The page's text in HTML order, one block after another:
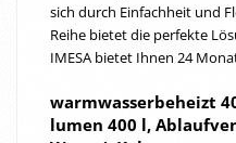
sich durch Ein­fach­heit und
Reihe bie­tet die per­fek­te
IMESA bie­tet Ihnen 24
warm­was­ser­be­heizt
lu­men 400 l,